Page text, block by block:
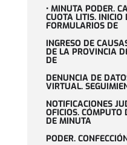
• MINUTA PODER.
CUOTA LITIS. INICIO
FORMULARIOS DE
INGRESO DE
DE LA PROVINCIA
DE
DENUNCIA DE
VIRTUAL.
NOTIFICACIONES
OFICIOS. CÓMPUTO
DE MINUTA
PODER.